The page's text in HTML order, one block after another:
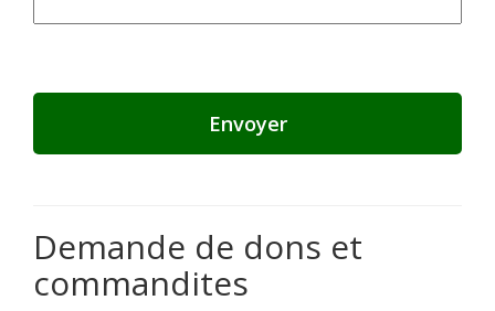
Demande de dons et
commandites